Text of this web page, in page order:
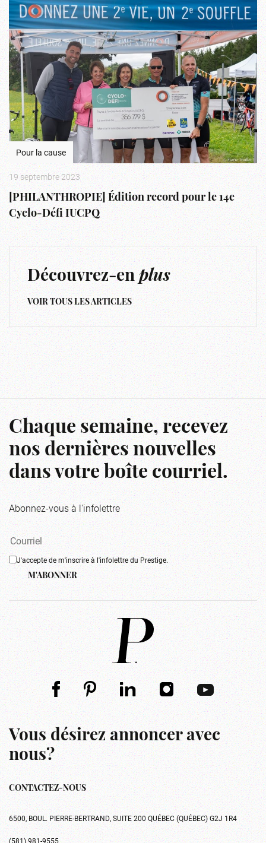
Pour la cause
19 septembre 2023
[PHILANTHROPIE] Édition record pour le 14e
Cyclo-Défi IUCPQ
Découvrez-enplus
VOIR TOUS LES ARTICLES
Chaque semaine, recevez
nos dernières nouvelles
dans votre boîte courriel.
Abonnez-vous à l'infolettre
J'accepte de m'inscrire à l'infolettre du Prestige.
M'ABONNER
Vous désirez annoncer avec
nous?
CONTACTEZ-NOUS
6500, BOUL. PIERRE-BERTRAND, SUITE 200 QUÉBEC (QUÉBEC) G2J 1R4
(581) 981-9555